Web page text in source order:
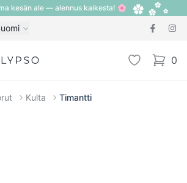
kesän ale — alennus kaikesta! 🌸
Toivelista 0
items
Kulta Timantti